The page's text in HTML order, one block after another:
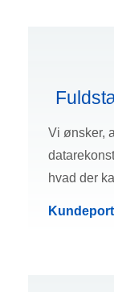
Vi ønsker,
hvad der